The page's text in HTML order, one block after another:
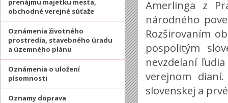
prenájmu majetku mesta,
obchodné verejné súťaže
Oznámenia životného
prostredia, stavebného úradu
a územného plánu
Oznámenia o uložení
písomnosti
Oznamy doprava
Amerlinga z
národného
Rozširovaním
pospolitým
nevzdelaní
verejnom
slovenskej a